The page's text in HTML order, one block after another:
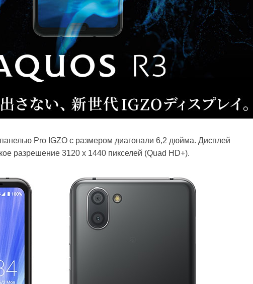
Pro IGZO с размером диагонали 6,2 дюйма. Дисплей
разрешение 3120 х 1440 пикселей (Quad HD+).